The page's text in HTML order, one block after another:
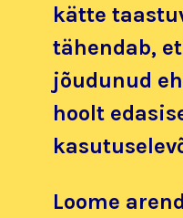
kätte
tähendab,
jõudunud
hoolt
Loome